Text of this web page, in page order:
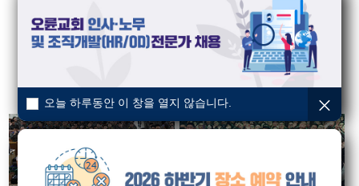
ㆍ진중세례식 : 년 5회
ㆍ군장병 위문예배 : 년 2회
ㆍ혹한기훈련 및 유격훈련 위문 : 년 5개 부대
ㆍ군부대 교회 보수 : 년 1~2교회
ㆍ군부대 교회 방송시설 보수 : 년 5~10교회
오늘 하루동안 이 창을 열지 않습니다.